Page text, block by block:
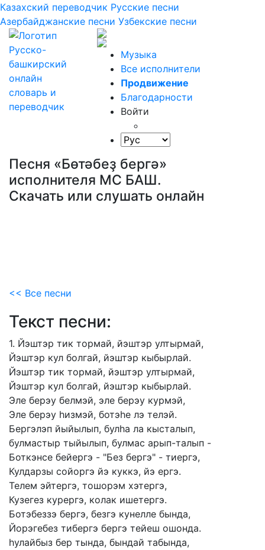
Казахский переводчик Русские песни
Азербайджанские песни Узбекские песни
Музыка
Все исполнители
Продвижение
Благодарности
Войти
Песня «Бөтәбеҙ бергә»
исполнителя МС БАШ.
Скачать или слушать онлайн
<< Все песни
Текст песни:
1. Йэштэр тик тормай, йэштэр ултырмай,
Йэштэр кул болгай, йэштэр кыбырлай.
Йэштэр тик тормай, йэштэр ултырмай,
Йэштэр кул болгай, йэштэр кыбырлай.
Эле берэу белмэй, эле берэу курмэй,
Эле берэу hизмэй, ботэhе лэ телэй.
Бергэлэп йыйылып, булhа ла кысталып,
булмастыр тыйылып, булмас арып-талып -
Боткэнсе бейергэ - "Без бергэ" - тиергэ,
Кулдарзы сойоргэ йэ куккэ, йэ ергэ.
Телем эйтергэ, тошорэм хэтергэ,
Кузегез курергэ, колак ишетергэ.
Ботэбеззэ бергэ, безгэ кунелле бында,
Йорэгебез тибергэ бергэ тейеш ошонда.
hулайбыз бер тында, бындай табында,